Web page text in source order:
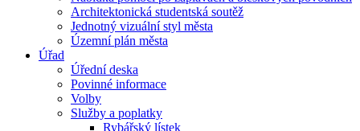
Architektonická studentská soutěž
Jednotný vizuální styl města
Územní plán města
Úřad
Úřední deska
Povinné informace
Volby
Služby a poplatky
Rybářský lístek